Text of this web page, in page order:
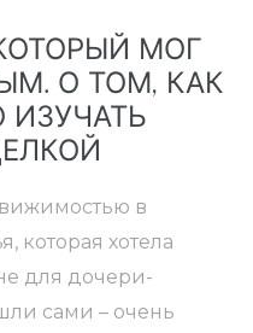
МОГ
О ТОМ, КАК
в
которая хотела
для дочери-
сами – очень